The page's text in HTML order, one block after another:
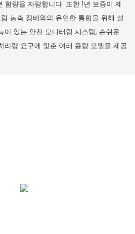
함량을 자랑합니다. 또한 1년 보증이 제
농축 장비와의 유연한 통합을 위해 설
이 있는 안전 모니터링 시스템, 손쉬운
리량 요구에 맞춘 여러 용량 모델을 제공